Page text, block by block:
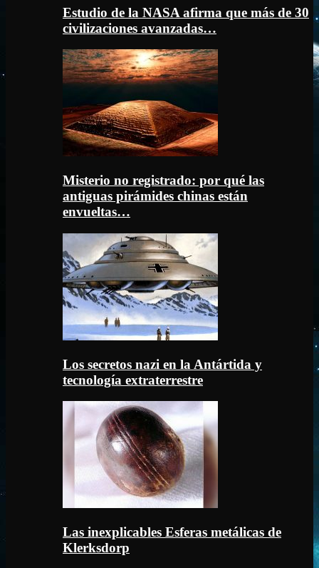
Estudio de la NASA afirma que más de 30
civilizaciones avanzadas…
Misterio no registrado: por qué las
antiguas pirámides chinas están
envueltas…
Los secretos nazi en la Antártida y
tecnología extraterrestre
Las inexplicables Esferas metálicas de
Klerksdorp